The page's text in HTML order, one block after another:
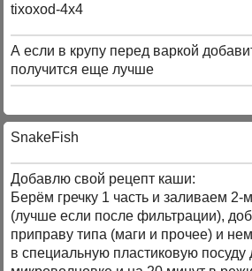
tixoxod-4x4
А если в крупу перед варкой
получится еще лучше
SnakeFish
Добавлю свой рецепт каши:
Берём гречку 1 часть и заливаем 2-
(лучше если после фильтрации),
приправу типа (маги и прочее) и
в специальную пластиковую посуду